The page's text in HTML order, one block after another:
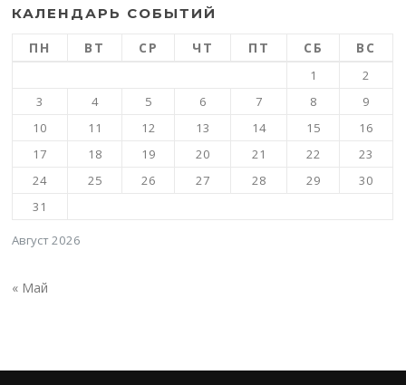
КАЛЕНДАРЬ СОБЫТИЙ
Август 2026
ПН ВТ СР ЧТ ПТ СБ ВС
1
2
3
4 5 6 7 8
9
10
11 12 13 14 15
16
17
18 19 20 21 22
23
24
25 26 27 28 29
30
31
« Май